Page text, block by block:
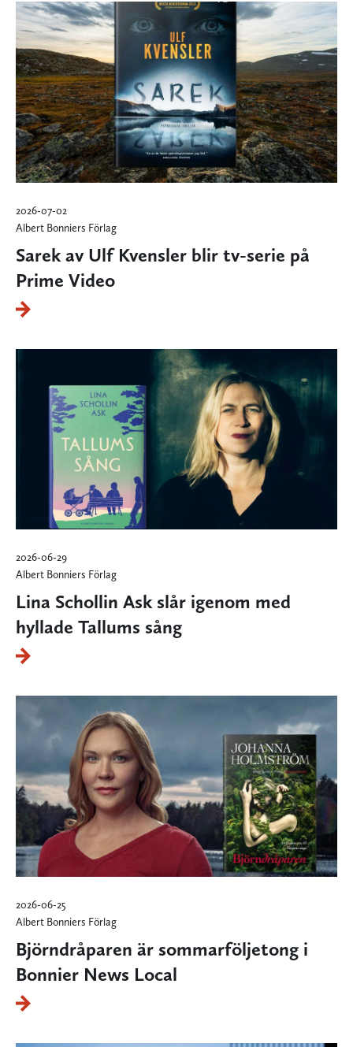
2026-07-02
Albert Bonniers Förlag
Sarek av Ulf Kvensler blir tv-serie på
Prime Video
2026-06-29
Albert Bonniers Förlag
Lina Schollin Ask slår igenom med
hyllade Tallums sång
2026-06-25
Albert Bonniers Förlag
Björndråparen är sommarföljetong i
Bonnier News Local